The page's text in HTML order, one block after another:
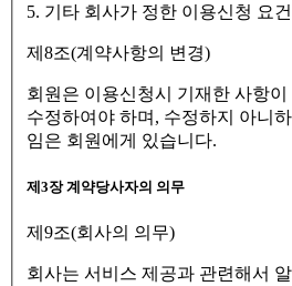
5. 기타 회사가 정한 이용신청 요
제8조(계약사항의 변경)
회원은 이용신청시 기재한 사항
수정하여야 하며, 수정하지 아니
임은 회원에게 있습니다.
제3장 계약당사자의 의무
제9조(회사의 의무)
회사는 서비스 제공과 관련해서